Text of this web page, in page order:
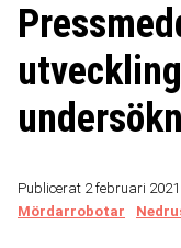
Publicerat 2 februari 2021
Mördarrobotar